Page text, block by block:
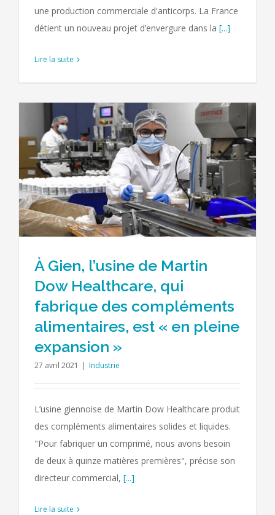
une production commerciale d'anticorps. La France
détient un nouveau projet d’envergure dans la [...]
Lire la suite
À Gien, l’usine de Martin
Dow Healthcare, qui
fabrique des compléments
alimentaires, est « en pleine
expansion »
27 avril 2021 | Industrie
L’usine giennoise de Martin Dow Healthcare produit
des compléments alimentaires solides et liquides.
"Pour fabriquer un comprimé, nous avons besoin
de deux à quinze matières premières", précise son
directeur commercial, [...]
Lire la suite